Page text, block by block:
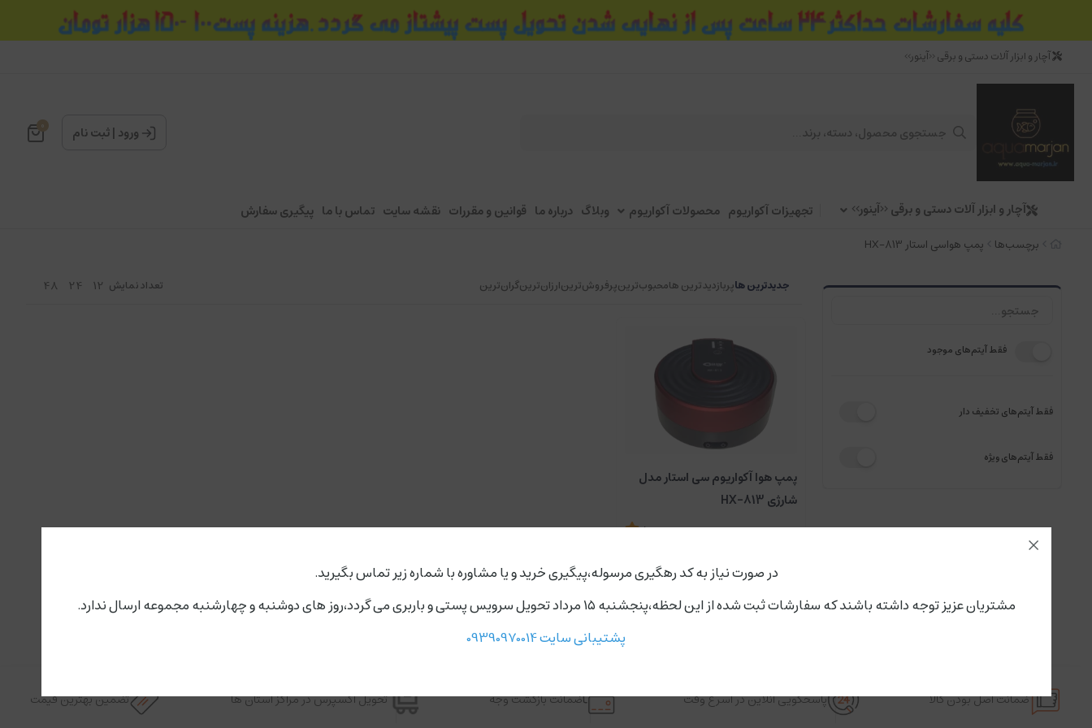
آچار و ابزار آلات دستی و برقی <<آینور>>
ورود |ثبت نام 0
آچار و ابزار آلات دستی و برقی <<آینور>> تجهیزات آکواریوم محصولات آکواریوم وبلاگ درباره ما قوانین و مقررات نقشه سایت تماس با ما پیگیری سفارش
برچسب‌ها پمپ هواسی استار HX-813
فقط آیتم‌های موجود
فقط آیتم‌های تخفیف دار
فقط آیتم‌های ویژه
جدیدترین هاپربازدیدترین هامحبوب‌‌ترینپرفروش‌ترینارزان‌ترینگران‌ترین تعداد نمایش 12
24
48
پمپ هوا آکواریوم سی استار مدل
شارژی HX-813
5
ضمانت اصل بودن کالا پاسخگویی آنلاین در اسرع وقت ضمانت بازگشت وجه تحویل اکسپرس در مراکز استان ها تضمین بهترین قیمت
در صورت نیاز به کد رهگیری مرسوله،پیگیری خرید و یا مشاوره با شماره زیر تماس بگیرید.
مشتریان عزیز توجه داشته باشند که سفارشات ثبت شده از این لحظه،پنجشنبه ۱۵ مرداد تحویل سرویس پستی و باربری می گردد،روز های دوشنبه و چهارشنبه مجموعه ارسال ندارد.
پشتیبانی سایت 09390970014